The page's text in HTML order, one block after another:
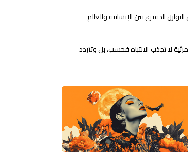
الدقيق بين الإنسانية والعالم
لا تجذب الانتباه فحسب، بل وتتردد